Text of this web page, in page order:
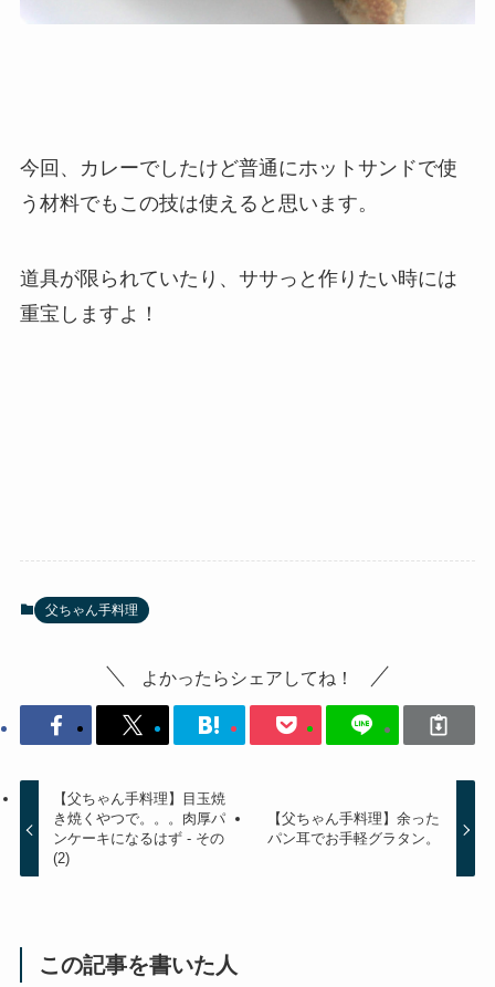
今回、カレーでしたけど普通にホットサンドで使
う材料でもこの技は使えると思います。
道具が限られていたり、ササっと作りたい時には
重宝しますよ！
父ちゃん手料理
よかったらシェアしてね！
【父ちゃん手料理】目玉焼
き焼くやつで。。。肉厚パ
ンケーキになるはず - その
(2)
【父ちゃん手料理】余った
パン耳でお手軽グラタン。
この記事を書いた人